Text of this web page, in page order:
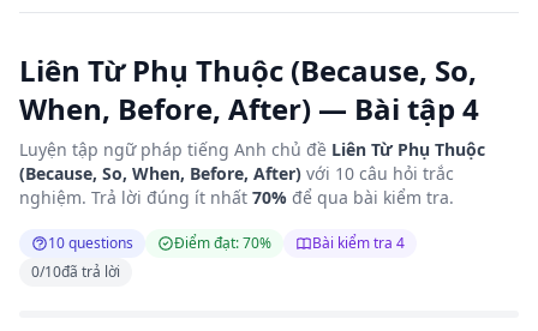
Liên Từ Phụ Thuộc (Because, So,
When, Before, After) — Bài tập 4
Luyện tập ngữ pháp tiếng Anh chủ đề Liên Từ Phụ Thuộc
(Because, So, When, Before, After) với 10 câu hỏi trắc
nghiệm. Trả lời đúng ít nhất 70% để qua bài kiểm tra.
10 questions Điểm đạt: 70%
Bài kiểm tra 4
0/10đã trả lời